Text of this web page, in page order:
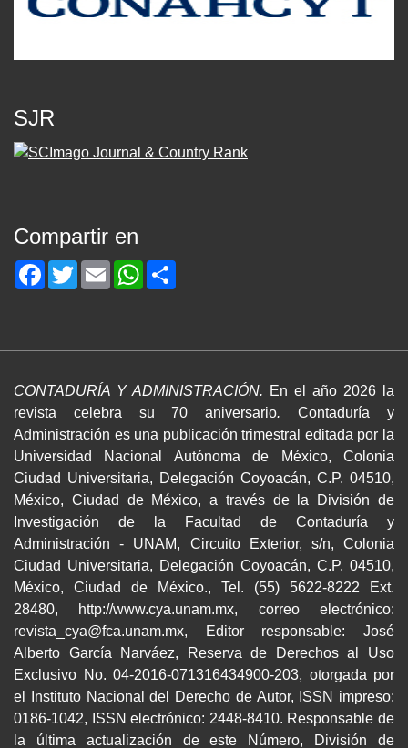
SJR
Compartir en
Facebook
TwitterEmailWhatsApp
CONTADURÍA Y ADMINISTRACIÓN. En el año 2026 la
revista celebra su 70 aniversario.Contaduría y
Administración es una publicación trimestral editada por la
Universidad Nacional Autónoma de México, Colonia
Ciudad Universitaria, Delegación Coyoacán, C.P. 04510,
México, Ciudad de México, a través de la División de
Investigación de la Facultad de Contaduría y
Administración - UNAM, Circuito Exterior, s/n, Colonia
Ciudad Universitaria, Delegación Coyoacán, C.P. 04510,
México, Ciudad de México., Tel. (55) 5622-8222 Ext.
28480, http://www.cya.unam.mx, correo electrónico:
revista_cya@fca.unam.mx, Editor responsable: José
Alberto García Narváez, Reserva de Derechos al Uso
Exclusivo No. 04-2016-071316434900-203, otorgada por
el Instituto Nacional del Derecho de Autor, ISSN impreso:
0186-1042, ISSN electrónico: 2448-8410. Responsable de
la última actualización de este Número, División de